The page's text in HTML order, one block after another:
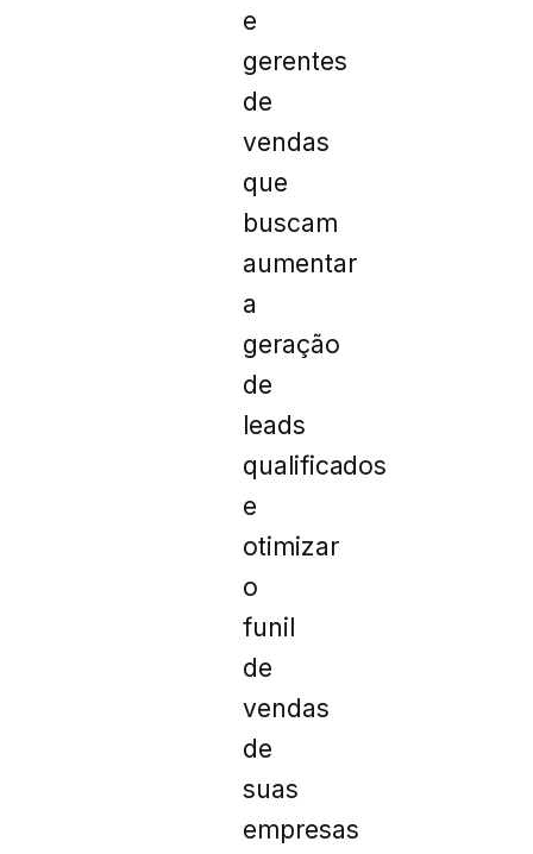
e
gerentes
de
vendas
que
buscam
aumentar
a
geração
de
leads
qualificados
e
otimizar
o
funil
de
vendas
de
suas
empresas